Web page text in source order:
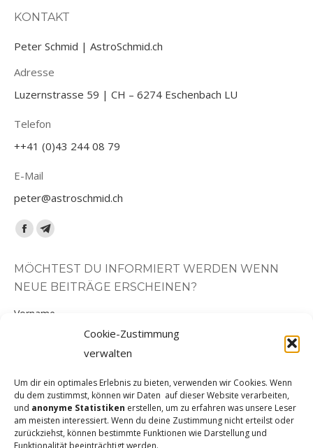
Cookie-Zustimmung
verwalten
Um dir ein optimales Erlebnis zu bieten, verwenden wir Cookies. Wenn
du dem zustimmst, können wir Daten auf dieser Website verarbeiten,
und anonyme Statistiken erstellen, um zu erfahren was unsere Leser
am meisten interessiert. Wenn du deine Zustimmung nicht erteilst oder
zurückziehst, können bestimmte Funktionen wie Darstellung und
Funktionalität beeinträchtigt werden.
KONTAKT
Peter Schmid | AstroSchmid.ch
Adresse
Luzernstrasse 59 | CH – 6274 Eschenbach LU
Telefon
++41 (0)43 244 08 79
E-Mail
peter@astroschmid.ch
Finden Sie uns auf:
Facebook
opens
in
new
Telegram
opens
in
new
MÖCHTEST DU INFORMIERT WERDEN WENN
NEUE BEITRÄGE ERSCHEINEN?
Vorname
E-Mail-Adresse